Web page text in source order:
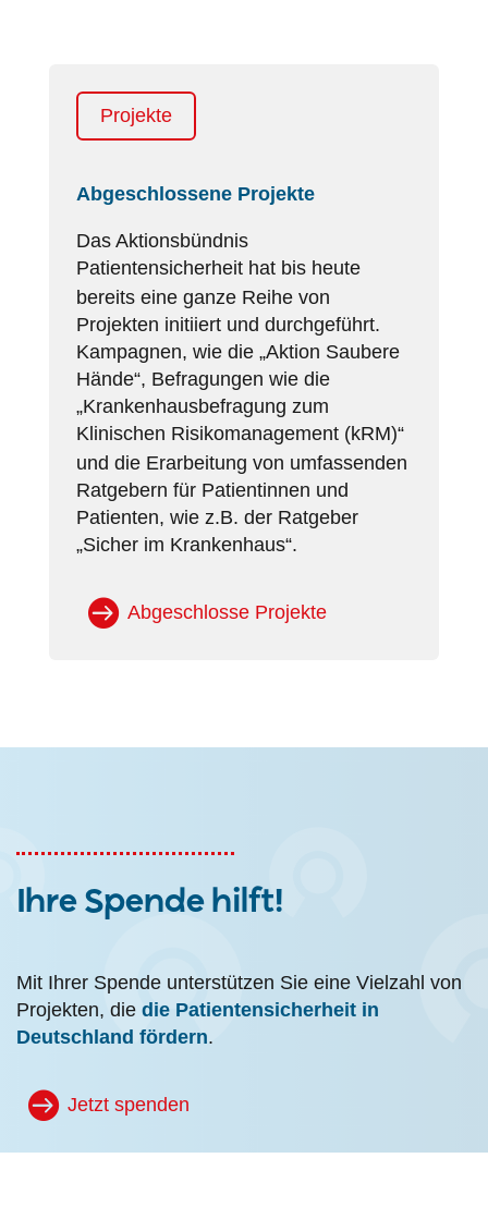
Projekte
Abgeschlossene Projekte
Das Aktionsbündnis
Patientensicherheithat bis heute
bereits eine ganze Reihe von
Projekten initiiert und durchgeführt.
Kampagnen, wie die „Aktion Saubere
Hände“, Befragungen wie die
„Krankenhausbefragung zum
Klinischen Risikomanagement(kRM)“
und die Erarbeitung von umfassenden
Ratgebern für Patientinnen und
Patienten, wie z.B. der Ratgeber
„Sicher im Krankenhaus“.
Abgeschlosse Projekte
Ihre Spende hilft!
Mit Ihrer Spende unterstützen Sie eine Vielzahl von
Projekten, die die Patientensicherheit in
Deutschland fördern.
Jetzt spenden